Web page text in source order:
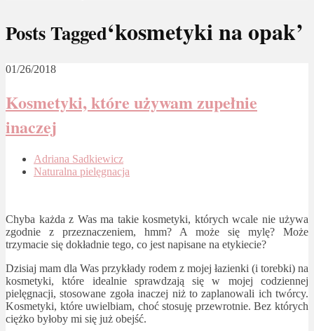
Posts Tagged‘kosmetyki na opak’
01/26/2018
Kosmetyki, które używam zupełnie
inaczej
Adriana Sadkiewicz
Naturalna pielęgnacja
Chyba każda z Was ma takie kosmetyki, których wcale nie używa
zgodnie z przeznaczeniem, hmm? A może się mylę? Może
trzymacie się dokładnie tego, co jest napisane na etykiecie?
Dzisiaj mam dla Was przykłady rodem z mojej łazienki (i torebki) na
kosmetyki, które idealnie sprawdzają się w mojej codziennej
pielęgnacji, stosowane zgoła inaczej niż to zaplanowali ich twórcy.
Kosmetyki, które uwielbiam, choć stosuję przewrotnie. Bez których
ciężko byłoby mi się już obejść.